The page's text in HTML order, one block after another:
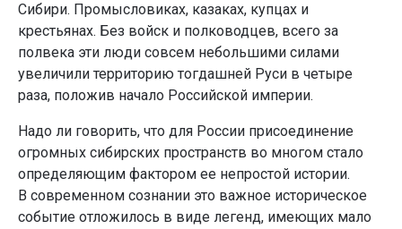
Сибири. Промысловиках, казаках, купцах и
крестьянах. Без войск и полководцев, всего за
полвека эти люди совсем небольшими силами
увеличили территорию тогдашней Руси в четыре
раза, положив начало Российской империи.
Надо ли говорить, что для России присоединение
огромных сибирских пространств во многом стало
определяющим фактором ее непростой истории.
В современном сознании это важное историческое
событие отложилось в виде легенд, имеющих мало